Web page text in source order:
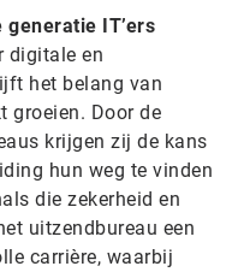
IT’ers
digitale en
het belang van
groeien. Door de
krijgen zij de kans
hun weg te vinden
die zekerheid en
uitzendbureau een
carrière, waarbij